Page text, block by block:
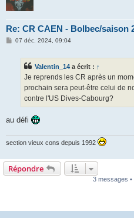
Re: CR CAEN - Bolbec/saison
M07 déc. 2024, 09:04
Valentin_14 a écrit : ↑
Je reprends les CR après un
prochain sera peut-être celui de
contre l'US Dives-Cabourg?
au défi
section vieux cons depuis 1992
Répondre
3 messages •